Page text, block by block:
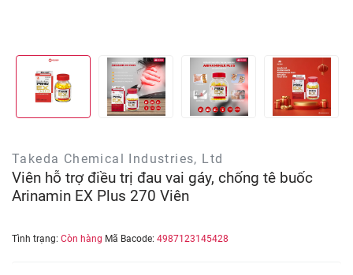
Takeda Chemical Industries, Ltd
Viên hỗ trợ điều trị đau vai gáy, chống tê buốc
Arinamin EX Plus 270 Viên
Tình trạng: Còn hàng Mã Bacode: 4987123145428